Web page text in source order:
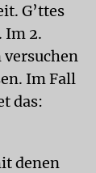
G’ttes
Im 2.
versuchen
Im Fall
das:
denen